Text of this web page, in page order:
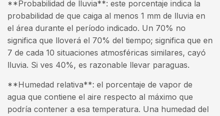
**Probabilidad de lluvia**: este porcentaje indica la
probabilidad de que caiga al menos 1 mm de lluvia en
el área durante el período indicado. Un 70% no
significa que lloverá el 70% del tiempo; significa que en
7 de cada 10 situaciones atmosféricas similares, cayó
lluvia. Si ves 40%, es razonable llevar paraguas.
**Humedad relativa**: el porcentaje de vapor de
agua que contiene el aire respecto al máximo que
podría contener a esa temperatura. Una humedad del